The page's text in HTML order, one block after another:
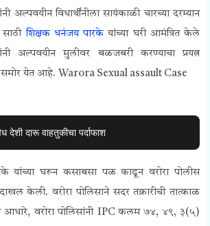
अल्पवयीन विधार्थींनीला सायंकाळी चारच्या दरम्यान
साठीशिक्षक धनंजय पारके यांच्या घरी आमंत्रित केले
अल्पवयीन मुलीवर बळजबरी करण्याचा प्रयत्न
समोर येत आहे. Warora Sexual assault Case
दारू वाहतुकीचा पर्दाफाश
यांच्या घरून कसाबसा पळ काढून वरोरा पोलीस
केली. वरोरा पोलिसाने सदर तक्रारीची तात्काळ
आधारे, वरोरा पोलिसांनी IPC कलम ७४, ४९, ३(५)